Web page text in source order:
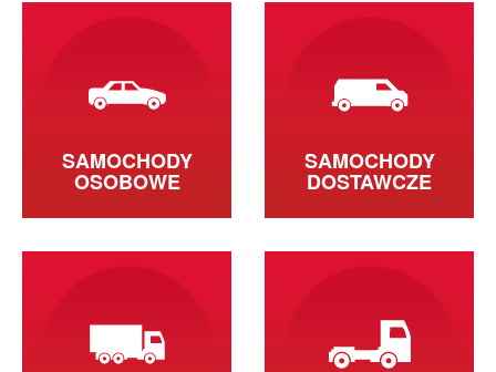
SAMOCHODY
OSOBOWE
SAMOCHODY
DOSTAWCZE